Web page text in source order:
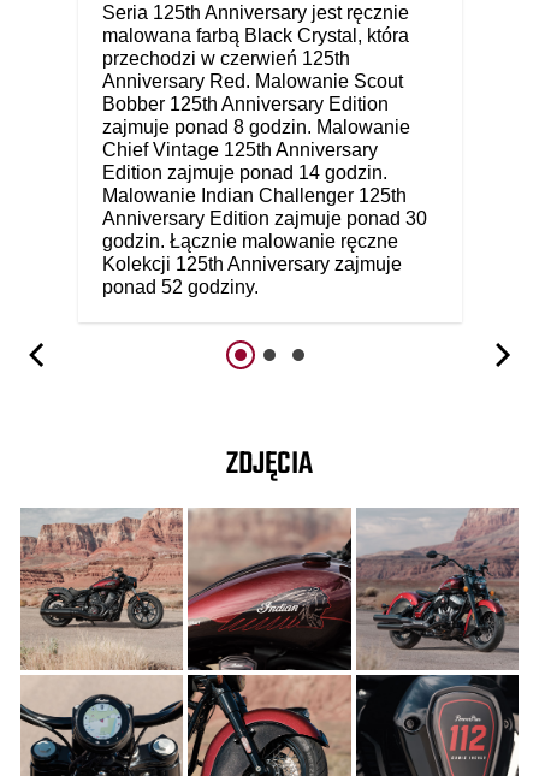
Seria 125th Anniversary jest ręcznie
malowana farbą Black Crystal, która
przechodzi w czerwień 125th
Anniversary Red. Malowanie Scout
Bobber 125th Anniversary Edition
zajmuje ponad 8 godzin. Malowanie
Chief Vintage 125th Anniversary
Edition zajmuje ponad 14 godzin.
Malowanie Indian Challenger 125th
Anniversary Edition zajmuje ponad 30
godzin. Łącznie malowanie ręczne
Kolekcji 125th Anniversary zajmuje
ponad 52 godziny.
ZDJĘCIA